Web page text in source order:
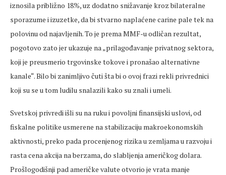
iznosila približno 18%, uz dodatno snižavanje kroz bilateralne
sporazume i izuzetke, da bi stvarno naplaćene carine pale tek na
polovinu od najavljenih. To je prema MMF-u odličan rezultat,
pogotovo zato jer ukazuje na „prilagođavanje privatnog sektora,
koji je preusmerio trgovinske tokove i pronašao alternativne
kanale“. Bilo bi zanimljivo čuti šta bi o ovoj frazi rekli privrednici
koji su se u tom ludilu snalazili kako su znali i umeli.
Svetskoj privredi išli su na ruku i povoljni finansijski uslovi, od
fiskalne politike usmerene na stabilizaciju makroekonomskih
aktivnosti, preko pada procenjenog rizika u zemljama u razvoju i
rasta cena akcija na berzama, do slabljenja američkog dolara.
Prošlogodišnji pad američke valute otvorio je vrata manje